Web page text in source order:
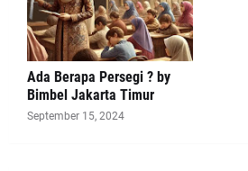
Ada Berapa Persegi ? by
Bimbel Jakarta Timur
September 15, 2024